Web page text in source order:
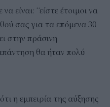
είναι: “είστε έτοιμοι να
σας για τα επόμενα 30
στην πράσινη
θα ήταν πολύ
η εμπειρία της αύξησης